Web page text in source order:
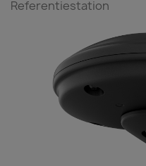
Referentiestation